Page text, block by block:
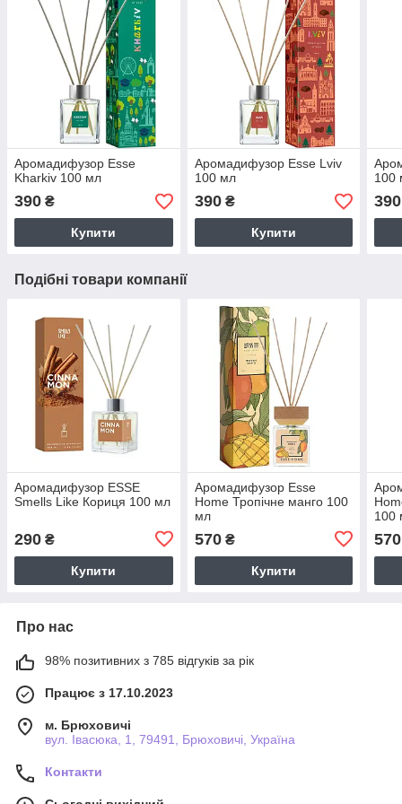
Аромадифузор Esse
Kharkiv 100 мл
390 ₴
Купити
Аромадифузор Esse Lviv
100 мл
390₴
Купити
100
390
Подібні товари компанії
Аромадифузор ESSE
Smells Like Кориця 100 мл
290 ₴
Купити
Аромадифузор Esse
Home Тропічне манго 100
мл
570₴
Купити
100
570
Про нас
98% позитивних з 785 відгуків за рік
Працює з 17.10.2023
м. Брюховичі
вул. Івасюка, 1, 79491, Брюховичі, Україна
Контакти